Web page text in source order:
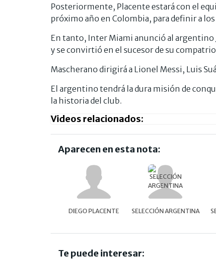
Posteriormente, Placente estará con el
próximo año en Colombia, para definir a
En tanto, Inter Miami anunció al argentino
y se convirtió en el sucesor de su
Mascherano dirigirá a Lionel Messi, Luis
El argentino tendrá la dura misión de
la historia del club.
Videos relacionados:
Aparecen en esta nota:
DIEGO PLACENTE SELECCIÓN ARGENTINA
Te puede interesar: